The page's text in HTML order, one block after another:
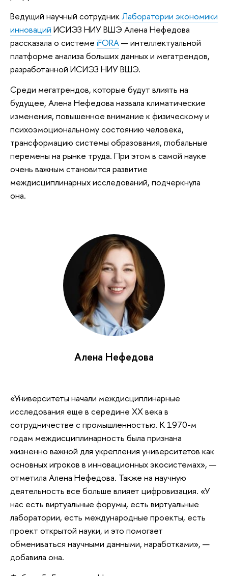
Ведущий научный сотрудникЛаборатории экономики
инноваций ИСИЭЗ НИУ ВШЭ Алена Нефедова
рассказала о системе iFORA— интеллектуальной
платформе анализа больших данных и мегатрендов,
разработанной ИСИЭЗ НИУ ВШЭ.
Среди мегатрендов, которые будут влиять на
будущее, Алена Нефедова назвала климатические
изменения, повышенное внимание к физическому и
психоэмоциональному состоянию человека,
трансформацию системы образования, глобальные
перемены на рынке труда. При этом в самой науке
очень важным становится развитие
междисциплинарных исследований, подчеркнула
она.
Алена Нефедова
«Университеты начали междисциплинарные
исследования еще в середине XX века в
сотрудничестве с промышленностью. К 1970-м
годам междисциплинарность была признана
жизненно важной для укрепления университетов как
основных игроков в инновационных экосистемах», —
отметила Алена Нефедова. Также на научную
деятельность все больше влияет цифровизация. «У
нас есть виртуальные форумы, есть виртуальные
лаборатории, есть международные проекты, есть
проект открытой науки, и это помогает
обмениваться научными данными, наработками», —
добавила она.